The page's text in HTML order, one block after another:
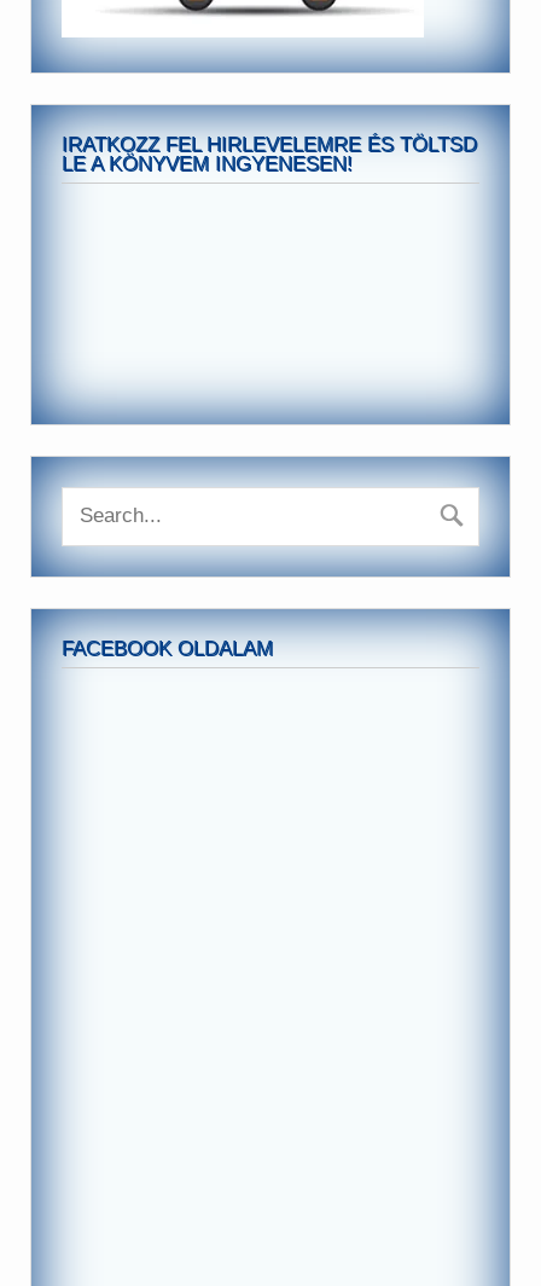
IRATKOZZ FEL HIRLEVELEMRE ÉS TÖLTSD
LE A KÖNYVEM INGYENESEN!
FACEBOOK OLDALAM